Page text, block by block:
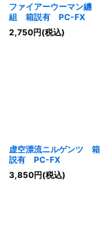
ファイアーウーマン纏
組 箱説有 PC-FX
2,750円(税込)
虚空漂流ニルゲンツ 箱
説有 PC-FX
3,850円(税込)